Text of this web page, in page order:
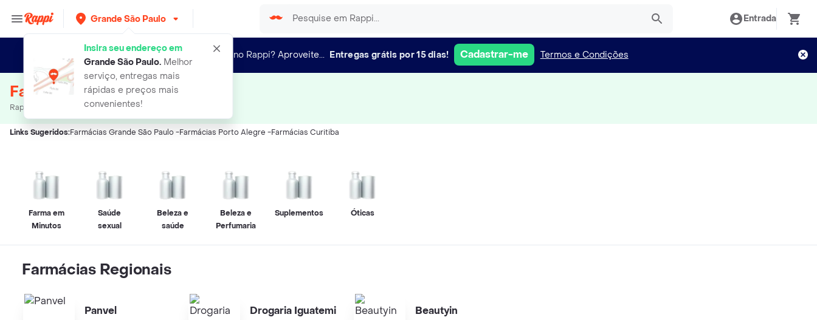
Grande São Paulo
Insira seu endereço em
Grande São Paulo.Melhor
serviço, entregas mais
rápidas e preços mais
convenientes!
Entrada
Novo no Rappi? Aproveite... Entregas grátis por 15 dias! Cadastrar-me Termos e Condições
Farmácias 24hs Delivery
Rappi Farmácia Delivery
Links Sugeridos:Farmácias Grande São Paulo -Farmácias Porto Alegre -Farmácias Curitiba
Farma em
Minutos
Saúde
sexual
Beleza e
saúde
Beleza e
Perfumaria
Suplementos Óticas
Farmácias Regionais
Panvel Drogaria Iguatemi Beautyin